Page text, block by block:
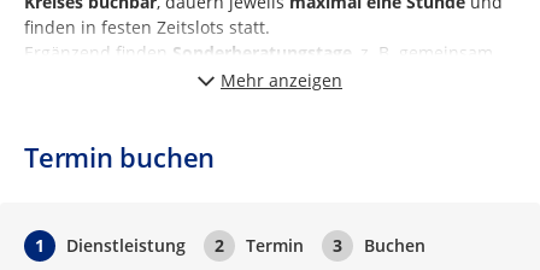
finden in festen Zeitslots statt.
Ergänzend finden Sonderberatungstage , z. B. gemeinsam
mit der Stadt Euskirchen, statt.Mehr anzeigen
Termin buchen
1 Dienstleistung 2 Termin 3 Buchen